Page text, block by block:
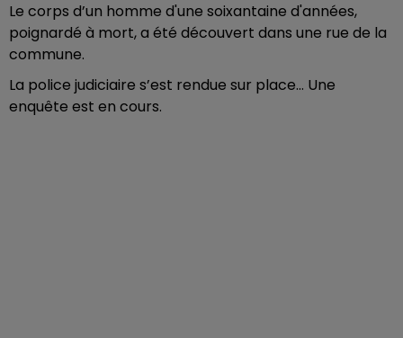
Le corps d’un homme d'une soixantaine d'années,
poignardé à mort, a été découvert dans une rue de la
commune.
La police judiciaire s’est rendue sur place… Une
enquête est en cours.